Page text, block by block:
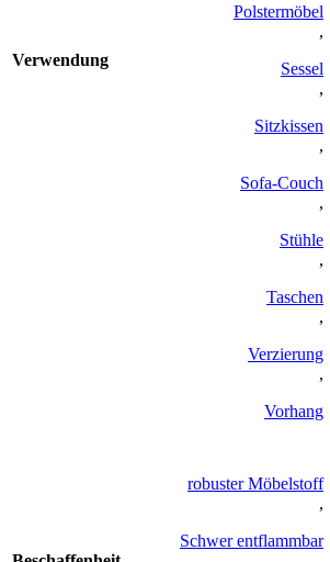
Verwendung
Polstermöbel
,
Sessel
,
Sitzkissen
,
Sofa-Couch
,
Stühle
,
Taschen
,
Verzierung
,
Vorhang
robuster Möbelstoff
,
Schwer entflammbar